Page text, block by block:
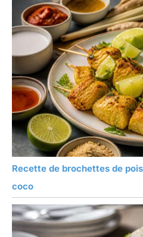
Recette de brochettes de
coco